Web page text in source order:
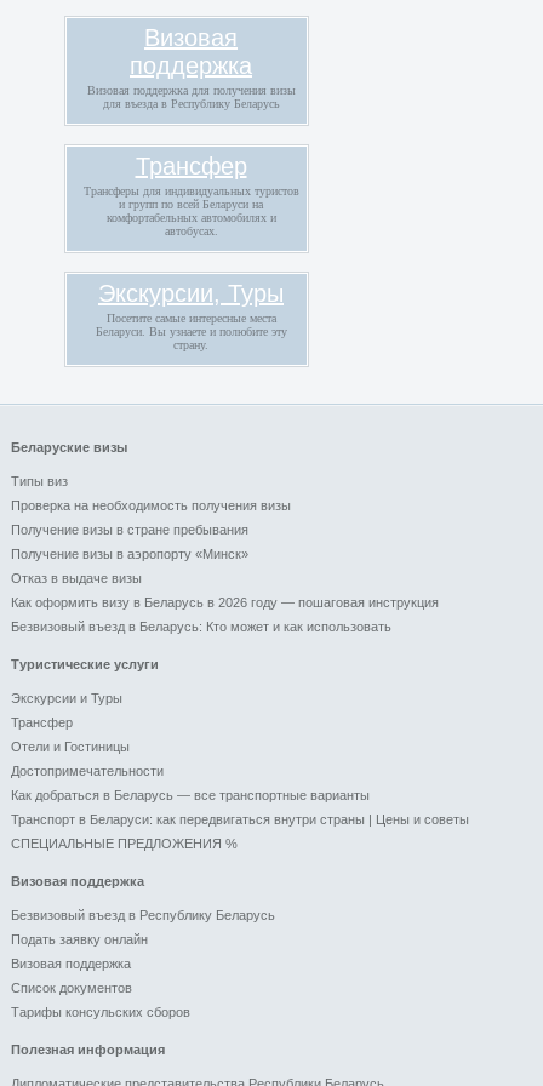
Визовая
поддержка
Визовая поддержка для получения визы
для въезда в Республику Беларусь
Трансфер
Трансферы для индивидуальных туристов
и групп по всей Беларуси на
комфортабельных автомобилях и
автобусах.
Экскурсии, Туры
Посетите самые интересные места
Беларуси. Вы узнаете и полюбите эту
страну.
Беларуские визы
Типы виз
Проверка на необходимость получения визы
Получение визы в стране пребывания
Получение визы в аэропорту «Минск»
Отказ в выдаче визы
Как оформить визу в Беларусь в 2026 году — пошаговая инструкция
Безвизовый въезд в Беларусь: Кто может и как использовать
Туристические услуги
Экскурсии и Туры
Трансфер
Отели и Гоcтиницы
Достопримечательности
Как добраться в Беларусь — все транспортные варианты
Транспорт в Беларуси: как передвигаться внутри страны | Цены и советы
СПЕЦИАЛЬНЫЕ ПРЕДЛОЖЕНИЯ %
Визовая поддержка
Безвизовый въезд в Республику Беларусь
Подать заявку онлайн
Визовая поддержка
Список документов
Тарифы консульских сборов
Полезная информация